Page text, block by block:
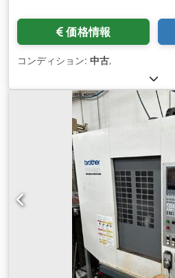
価格情報
コンディション: 中古,